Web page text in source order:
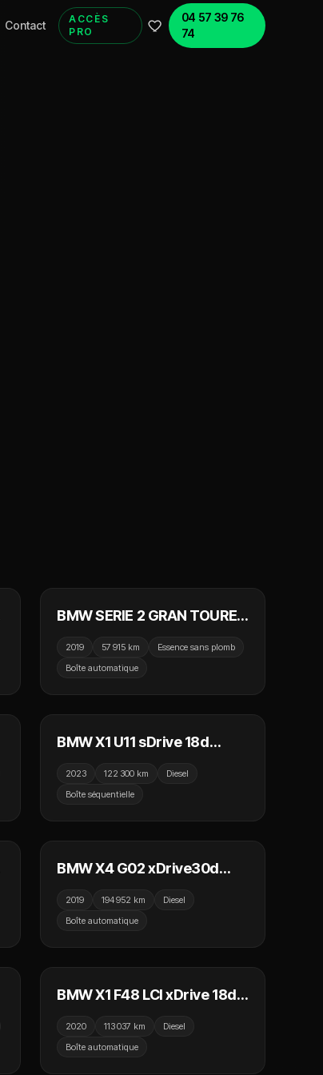
Contact
ACCÈS
PRO
04 57 39 76
74
BMW SERIE 2 GRAN TOURER
Sport
2019 57 915 km
Essence sans plomb
Boîte automatique
29 990 €
BMW X1 U11 sDrive 18d
Camera / CarPlay / TVA
2023 122 300 km
Diesel
Boîte séquentielle
28 990 €
BMW X4 G02 xDrive30d
Virtual Cockpit / Camera
2019 194 952 km
Diesel
Boîte automatique
23 990 €
BMW X1 F48 LCI xDrive 18d
Ouvrant / CarPlay / Camera /
2020 113 037 km
Diesel
Boîte automatique
17 990 €